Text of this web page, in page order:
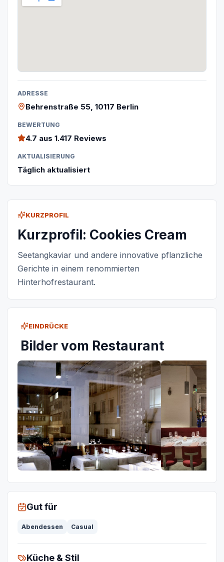
KURZPROFIL
Kurzprofil: Cookies Cream
Seetangkaviar und andere innovative pflanzliche
Gerichte in einem renommierten
Hinterhofrestaurant.
EINDRÜCKE
Bilder vom Restaurant
Gut für
Abendessen Casual
Küche & Stil
ADRESSE
Behrenstraße 55, 10117 Berlin
BEWERTUNG
4.7 aus 1.417 Reviews
AKTUALISIERUNG
Täglich aktualisiert